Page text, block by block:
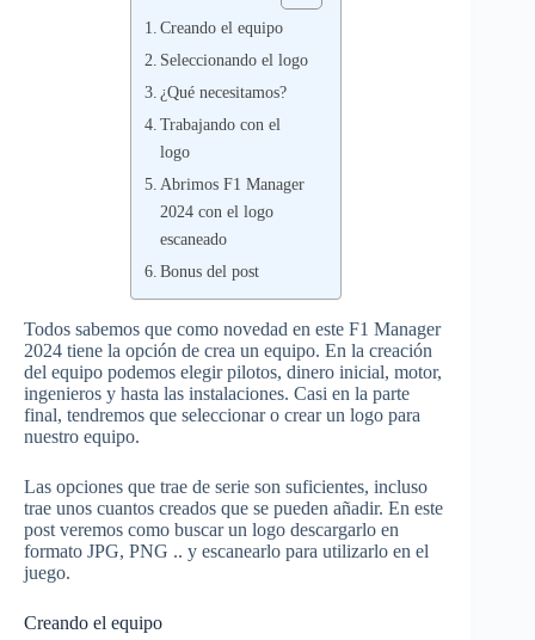
Creando el equipo
Seleccionando el logo
¿Qué necesitamos?
Trabajando con el
logo
Abrimos F1 Manager
2024 con el logo
escaneado
Bonus del post
Todos sabemos que como novedad en este F1 Manager
2024 tiene la opción de crea un equipo. En la creación
del equipo podemos elegir pilotos, dinero inicial, motor,
ingenieros y hasta las instalaciones. Casi en la parte
final, tendremos que seleccionar o crear un logo para
nuestro equipo.
Las opciones que trae de serie son suficientes, incluso
trae unos cuantos creados que se pueden añadir. En este
post veremos como buscar un logo descargarlo en
formato JPG, PNG .. y escanearlo para utilizarlo en el
juego.
Creando el equipo